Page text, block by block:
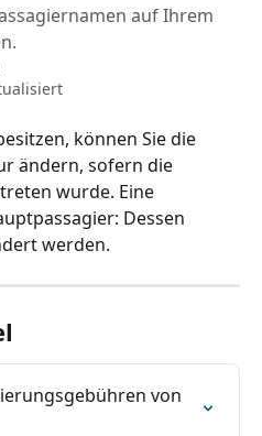
auf Ihrem
können Sie die
ändern, sofern die
wurde. Eine
Dessen
werden.
von